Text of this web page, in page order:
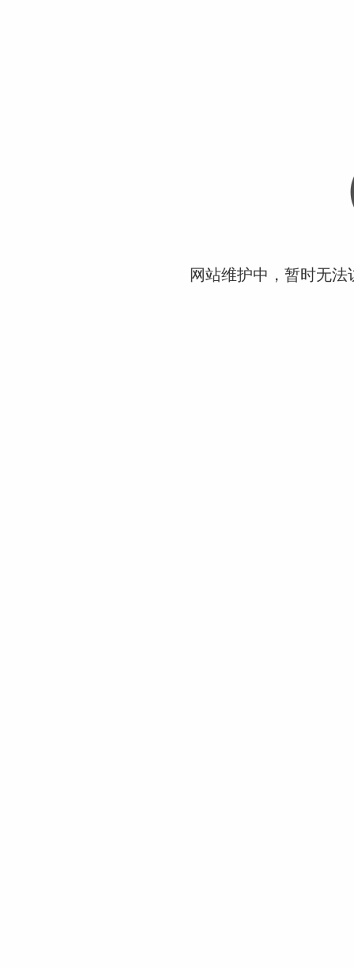
网站维护中，暂时无